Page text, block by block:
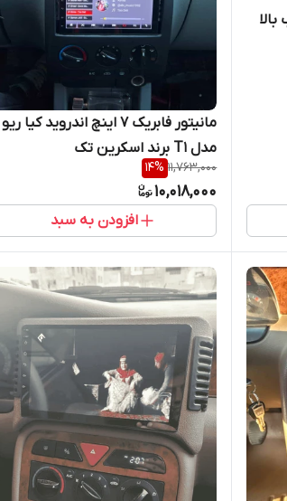
بالا
مانیتور فابریک ۷ اینچ اندروید کیا ریو
مدل T1 برند اسکرین تک
11,763,000
14%
10,018,000
افزودن به سبد